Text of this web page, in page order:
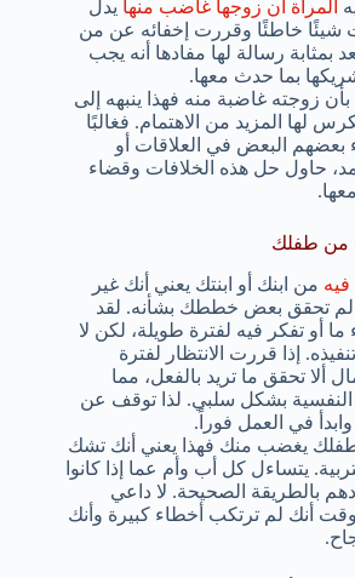
المرأة أن زوجها غاضب منها يدل
شيئًا خاطئًا وقررت إخفائه عن من
بمثابة رسالة لها مفادها أنه يجب
بما حدث معها.
زوجته غاضبة منه فهذا ينبهه إلى
لها المزيد من الاهتمام. فغالبًا
بعضهم البعض في العلاقات أو
حاول حل هذه الخلافات وقضاء
من طفلك
من ابنك أو ابنتك يعني أنك غير
لم تحقق بعض خططك بشأنه. لقد
تفكر فيه لفترة طويلة، لكن لا
إذا قررت الانتظار لفترة
ألا تحقق ما تريد بالفعل، مما
بشكل سلبي. لذا توقف عن
في العمل فوراً.
طفلك يغضب منك فهذا يعني أنك تشك
يتساءل كل أب وأم عما إذا كانوا
بالطريقة الصحيحة. لا داعي
أنك لم ترتكب أخطاء كبيرة وأنك